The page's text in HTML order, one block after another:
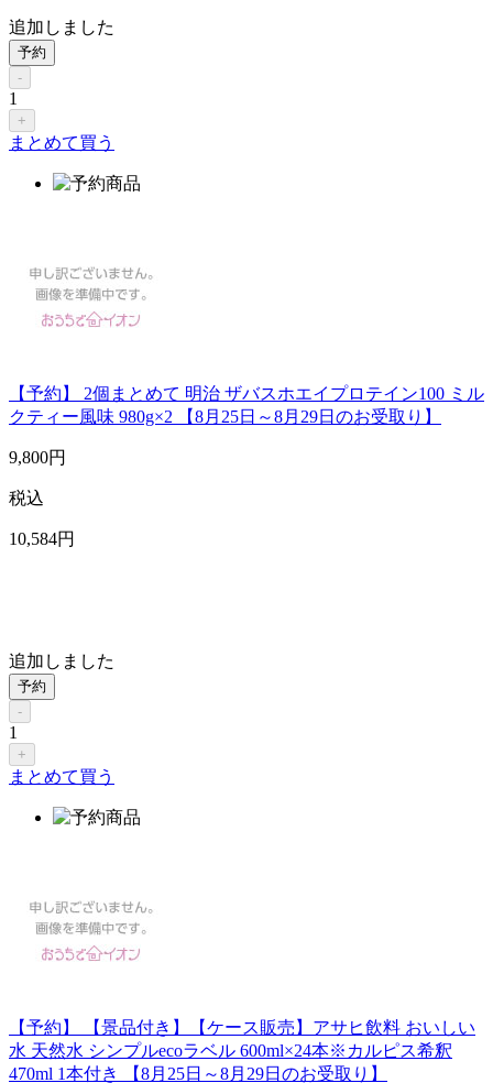
追加しました
予約
-
1
+
まとめて買う
【予約】 2個まとめて 明治 ザバスホエイプロテイン100 ミル
クティー風味 980g×2 【8月25日～8月29日のお受取り】
9,800円
税込
10,584円
追加しました
予約
-
1
+
まとめて買う
【予約】 【景品付き】【ケース販売】アサヒ飲料 おいしい
水 天然水 シンプルecoラベル 600ml×24本※カルピス希釈
470ml 1本付き 【8月25日～8月29日のお受取り】